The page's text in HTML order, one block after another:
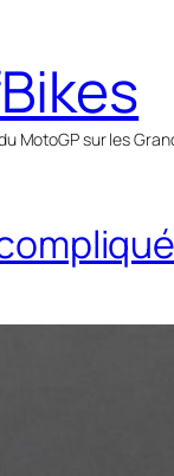
MotoGP sur les